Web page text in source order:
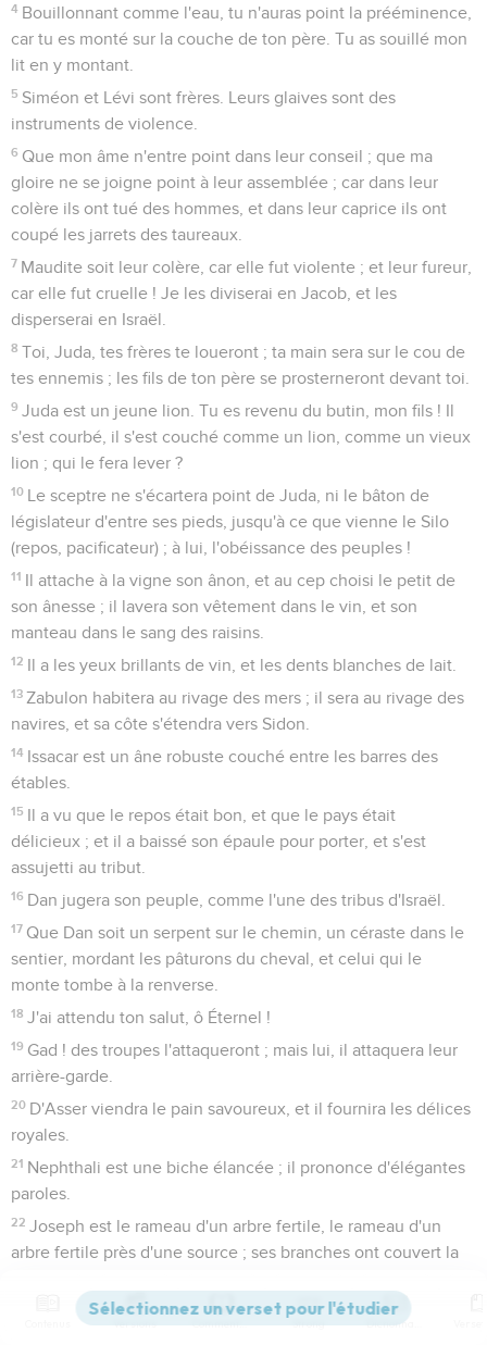
4 Bouillonnant comme l'eau, tu n'auras point la prééminence,
car tu es monté sur la couche de ton père. Tu as souillé mon
lit en y montant.
5 Siméon et Lévi sont frères. Leurs glaives sont des
instruments de violence.
6 Que mon âme n'entre point dans leur conseil ; que ma
gloire ne se joigne point à leur assemblée ; car dans leur
colère ils ont tué des hommes, et dans leur caprice ils ont
coupé les jarrets des taureaux.
7 Maudite soit leur colère, car elle fut violente ; et leur fureur,
car elle fut cruelle ! Je les diviserai en Jacob, et les
disperserai en Israël.
8 Toi, Juda, tes frères te loueront ; ta main sera sur le cou de
tes ennemis ; les fils de ton père se prosterneront devant toi.
9 Juda est un jeune lion. Tu es revenu du butin, mon fils ! Il
s'est courbé, il s'est couché comme un lion, comme un vieux
lion ; qui le fera lever ?
10 Le sceptre ne s'écartera point de Juda, ni le bâton de
législateur d'entre ses pieds, jusqu'à ce que vienne le Silo
(repos, pacificateur) ; à lui, l'obéissance des peuples !
11 Il attache à la vigne son ânon, et au cep choisi le petit de
son ânesse ; il lavera son vêtement dans le vin, et son
manteau dans le sang des raisins.
12 Il a les yeux brillants de vin, et les dents blanches de lait.
13 Zabulon habitera au rivage des mers ; il sera au rivage des
navires, et sa côte s'étendra vers Sidon.
14 Issacar est un âne robuste couché entre les barres des
étables.
15 Il a vu que le repos était bon, et que le pays était
délicieux ; et il a baissé son épaule pour porter, et s'est
assujetti au tribut.
16 Dan jugera son peuple, comme l'une des tribus d'Israël.
17 Que Dan soit un serpent sur le chemin, un céraste dans le
sentier, mordant les pâturons du cheval, et celui qui le
monte tombe à la renverse.
18 J'ai attendu ton salut, ô Éternel !
19 Gad ! des troupes l'attaqueront ; mais lui, il attaquera leur
arrière-garde.
20 D'Asser viendra le pain savoureux, et il fournira les délices
royales.
21 Nephthali est une biche élancée ; il prononce d'élégantes
paroles.
22 Joseph est le rameau d'un arbre fertile, le rameau d'un
arbre fertile près d'une source ; ses branches ont couvert la
Des archers l'ont harcelé, lui ont lancé des traits et l'ont
Versions Commentaires Strong